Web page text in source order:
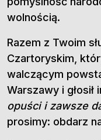
wolnością.
Razem z Twoim
Czartoryskim,
walczącym
Warszawy i głosił
opuści i zawsze
prosimy: obdarz